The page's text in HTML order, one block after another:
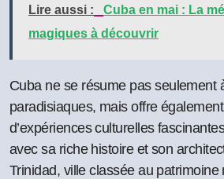
Lire aussi :
Cuba en mai : La
magiques à découvrir
Cuba ne se résume pas seulement
paradisiaques, mais offre
d’expériences culturelles
avec sa riche histoire et son
Trinidad, ville classée au patrimoine